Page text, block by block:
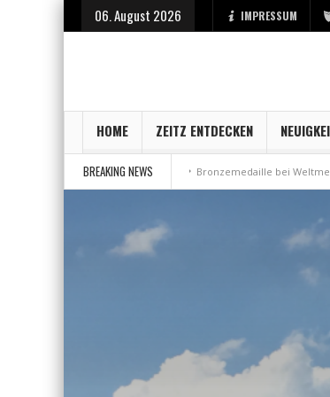
06. August 2026 IMPRESSUM
HOME ZEITZ ENTDECKEN
BREAKING NEWS
bei der Stadt Zeitz Bronzemedaille bei Weltmeisterschaft